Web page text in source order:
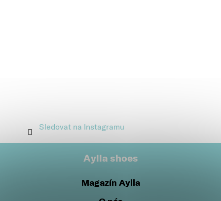
Sledovat na Instagramu
Aylla shoes
Magazín Aylla